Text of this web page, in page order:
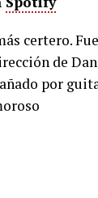
certero.
de
por